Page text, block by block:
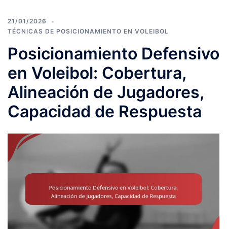
21/01/2026
TÉCNICAS DE POSICIONAMIENTO EN VOLEIBOL
Posicionamiento Defensivo
en Voleibol: Cobertura,
Alineación de Jugadores,
Capacidad de Respuesta